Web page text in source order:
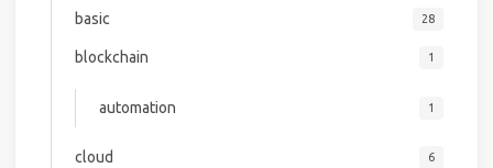
basic 28
blockchain 1
automation 1
cloud 6